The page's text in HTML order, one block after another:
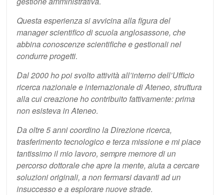
Questa esperienza si avvicina alla figura del
manager scientifico di scuola anglosassone, che
abbina conoscenze scientifiche e gestionali nel
condurre progetti.
Dal 2000 ho poi svolto attività all’interno dell’Ufficio
ricerca nazionale e internazionale di Ateneo, struttura
alla cui creazione ho contribuito fattivamente: prima
non esisteva in Ateneo.
Da oltre 5 anni coordino la Direzione ricerca,
trasferimento tecnologico e terza missione e mi piace
tantissimo il mio lavoro, sempre memore di un
percorso dottorale che apre la mente, aiuta a cercare
soluzioni originali, a non fermarsi davanti ad un
insuccesso e a esplorare nuove strade.